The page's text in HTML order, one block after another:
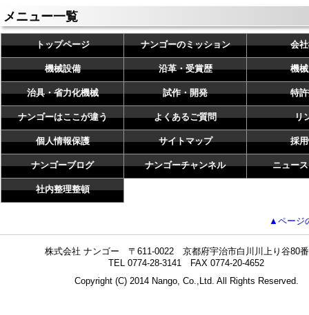
メニュー一覧
トップページ ナンゴーのミッション 会
機械設備 沿革・受賞歴 機
治具・省力化機械 試作・開発 特
ナンゴーはここが違う よくあるご質問 リ
個人情報保護 サイトマップ 採
ナンゴーブログ ナンゴーチャンネル ニュー
社内整理整頓
▲ページ
株式会社 ナンゴー 〒611-0022 京都府宇治市白川川上り谷80
TEL 0774-28-3141 FAX 0774-20-4652
Copyright (C) 2014 Nango, Co.,Ltd. All Rights Reserved.